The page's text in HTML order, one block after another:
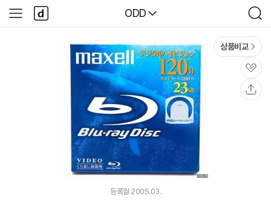
다나와
ODD
검
색
사
이
다
나
와
상품비교
관
심
등록월 2005.03.